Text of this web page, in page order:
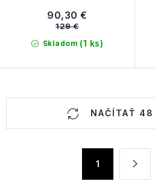
Skladom (1 ks)
90,30 €
129 €
NAČÍTAŤ 48
1